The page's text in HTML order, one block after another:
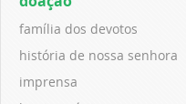
família dos devotos
história de nossa senhora
imprensa